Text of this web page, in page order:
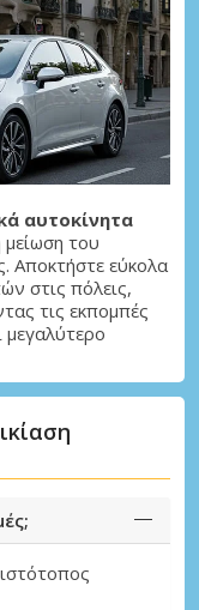
αυτοκίνητα
μείωση του
Αποκτήστε εύκολα
στις πόλεις,
τις εκπομπές